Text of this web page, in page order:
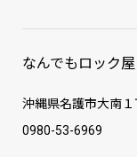
なんでもロック屋
沖縄県名護市大南１
0980-53-6969